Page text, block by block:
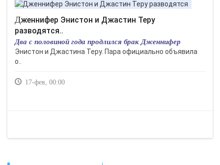
Дженнифер Энистон и Джастин Теру
разводятся..
Два с половиной года продлился брак Дженнифер
Энистон и Джастина Теру. Пара официально объявила
о..
17-фев, 00:00